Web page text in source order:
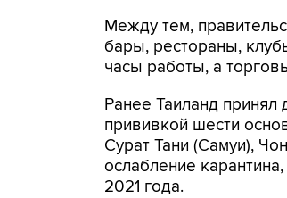
Между тем,
бары, рестораны,
часы работы, а
Ранее Таиланд принял
прививкой шести
Сурат Тани (Самуи),
ослабление
2021 года.